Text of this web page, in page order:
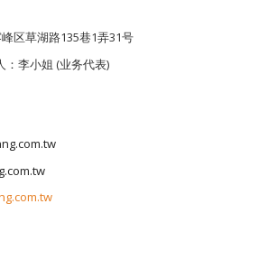
区草湖路135巷1弄31号
：李小姐 (业务代表)